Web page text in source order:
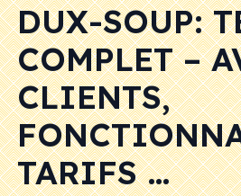
DUX-SOUP:
COMPLET –
CLIENTS,
TARIFS …